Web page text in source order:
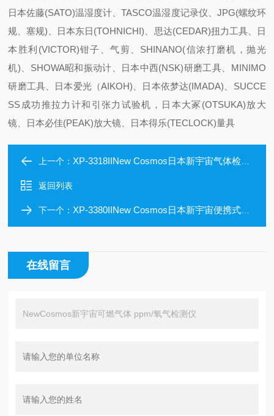
日本佐藤(SATO)温湿度计、TASCO温湿度记录仪、JPG(螺纹环
规、塞规)、日本东日(TOHNICHI)、思达(CEDAR)扭力工具、日
本胜利(VICTOR)钳子、气剪、SHINANO(信浓打磨机，抛光
机)、SHOWA昭和振动计、日本中西(NSK)研磨工具、MINIMO
研磨工具、日本爱光（AIKOH)、日本依梦达(IMADA)、SUCCE
SS成功推拉力计和引张力试验机，日本大冢(OTSUKA)放大
镜、日本必佳(PEAK)放大镜、日本得乐(TECLOCK)量具
上一个： XP-3318IINew Cosmos日本新宇宙气体检测仪检测系统
返回列表
下一个： XP-3380IINew Cosmos日本新宇宙便携式血氧定量计
在线留言